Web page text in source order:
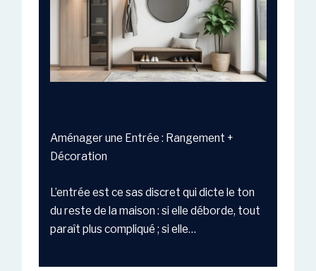
Aménager une Entrée : Rangement +
Décoration
L’entrée est ce sas discret qui dicte le ton
du reste de la maison : si elle déborde, tout
paraît plus compliqué ; si elle…